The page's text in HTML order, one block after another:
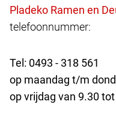
telefoonnummer:
Tel: 0493 - 318 561
op maandag t/m
op vrijdag van 9.30